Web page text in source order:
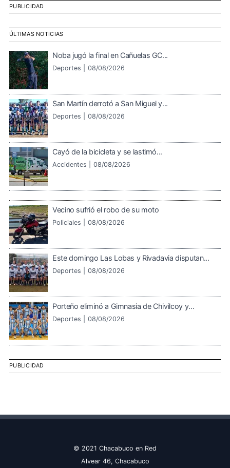
PUBLICIDAD
ÚLTIMAS NOTICIAS
Noba jugó la final en Cañuelas GC...
Deportes | 08/08/2026
San Martín derrotó a San Miguel y...
Deportes | 08/08/2026
Cayó de la bicicleta y se lastimó...
Accidentes | 08/08/2026
Vecino sufrió el robo de su moto
Policiales | 08/08/2026
Este domingo Las Lobas y Rivadavia disputan...
Deportes | 08/08/2026
Porteño eliminó a Gimnasia de Chivilcoy y...
Deportes | 08/08/2026
PUBLICIDAD
© 2021 Chacabuco en Red
Alvear 46, Chacabuco